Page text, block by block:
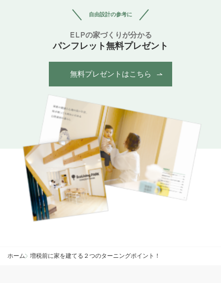
自由設計の参考に
ELPの家づくりが分かる
パンフレット無料プレゼント
無料プレゼントはこちら
ホーム 増税前に家を建てる２つのターニングポイント！